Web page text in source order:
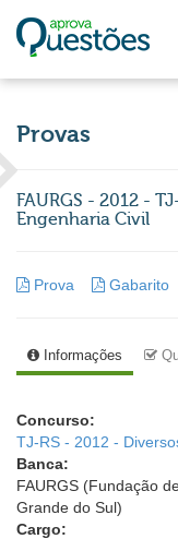
Provas
FAURGS - 2012 -
Engenharia Civil
Prova Gabarito
Informações
Concurso:
TJ-RS - 2012 -
Banca:
FAURGS (Fundação
Grande do Sul)
Cargo: